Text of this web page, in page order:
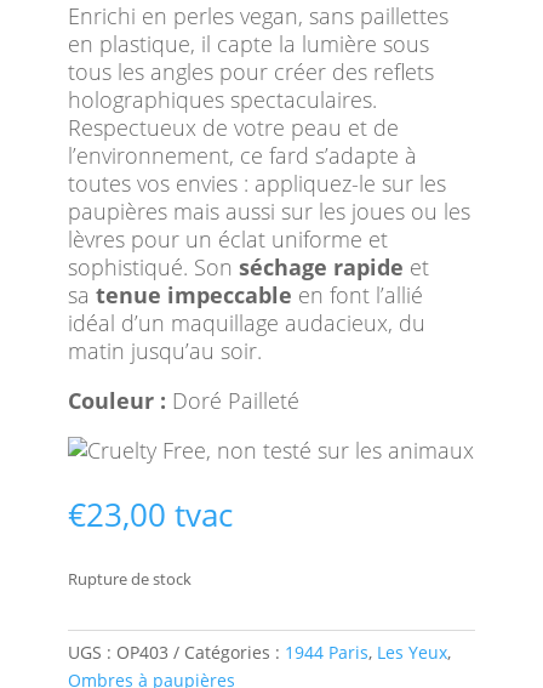
Enrichi en perles vegan, sans paillettes
en plastique, il capte la lumière sous
tous les angles pour créer des reflets
holographiques spectaculaires.
Respectueux de votre peau et de
l’environnement, ce fard s’adapte à
toutes vos envies : appliquez-le sur les
paupières mais aussi sur les joues ou les
lèvres pour un éclat uniforme et
sophistiqué. Son séchage rapide et
sa tenue impeccable en font l’allié
idéal d’un maquillage audacieux, du
matin jusqu’au soir.
Couleur : Doré Pailleté
€23,00 tvac
Rupture de stock
UGS : OP403 Catégories : 1944 Paris, Les Yeux,
Ombres à paupières